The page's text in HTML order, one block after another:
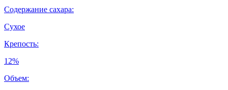
Содержание сахара:
Сухое
Крепость:
12%
Объем: